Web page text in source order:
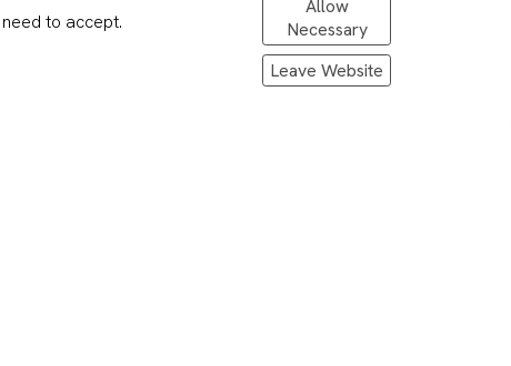
to accept.
Allow
Necessary
Leave Website